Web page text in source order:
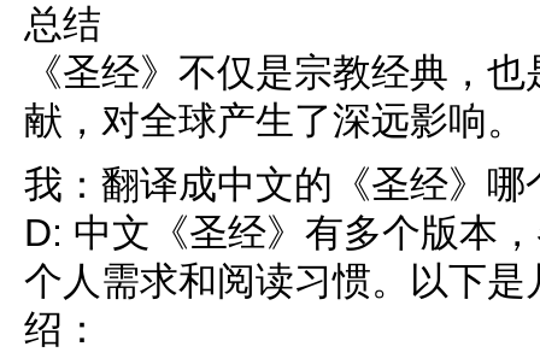
总结
《圣经》不仅是宗教经典，
献，对全球产生了深远影响。
我：翻译成中文的《圣经》哪
D: 中文《圣经》有多个版本
个人需求和阅读习惯。以下
绍：